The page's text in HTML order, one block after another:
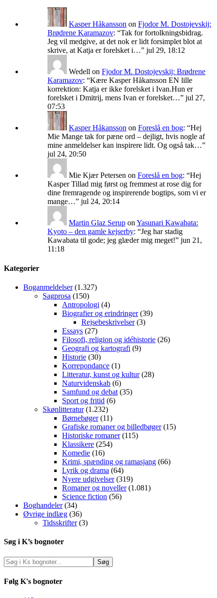
Kasper Håkansson on Fjodor M. Dostojevskij:
Brødrene Karamazov: “Tak for fortolkningsbidrag.
Jeg vil medgive, at det nok er lidt forsimplet blot at
skrive, at Katja er forelsket i…” jul 29, 18:12
Wedell on Fjodor M. Dostojevskij: Brødrene
Karamazov: “Kære Kasper Håkansson EN lille
korrektion: Katja er ikke forelsket i Ivan.Hun er
forelsket i Dmitrij, mens Ivan er forelsket…” jul 27,
07:53
Kasper Håkansson on Foreslå en bog: “Hej
Mie Mange tak for pæne ord – dejligt, hvis nogle af
mine anmeldelser kan inspirere lidt. Og også tak…”
jul 24, 20:50
Mie Kjær Petersen on Foreslå en bog: “Hej
Kasper Tillad mig først og fremmest at rose dig for
dine fremragende og inspirerende bogtips, som vi er
mange…” jul 24, 20:14
Martin Glaz Serup onYasunari Kawabata:
Kyoto – den gamle kejserby: “Jeg har stadig
Kawabata til gode; jeg glæder mig meget!” jun 21,
11:18
Kategorier
Boganmeldelser(1.327)
Sagprosa (150)
Antropologi (4)
Biografier og erindringer(39)
Rejsebeskrivelser(3)
Essays (27)
Filosofi, religion og idéhistorie (26)
Geografi og kartografi (9)
Historie (30)
Korrepondance (1)
Litteratur, kunst og kultur(28)
Naturvidenskab (6)
Samfund og debat (35)
Sport og fritid (6)
Skønlitteratur(1.232)
Børnebøger(11)
Grafiske romaner og billedbøger(15)
Historiske romaner(115)
Klassikere (254)
Komedie (16)
Krimi, spænding og ramasjang (66)
Lyrik og drama (64)
Nyere udgivelser(319)
Romaner og noveller(1.081)
Science fiction (56)
Boghandeler(34)
Øvrige indlæg (36)
Tidsskrifter(3)
Søg i K’s bognoter
Følg K's bognoter